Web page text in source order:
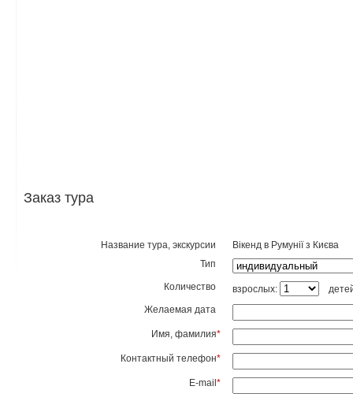
Заказ тура
Название тура, экскурсии
Вікенд в Румунії з Києва
Тип
Количество взрослых:
Желаемая дата
Имя, фамилия*
Контактный телефон*
E-mail *